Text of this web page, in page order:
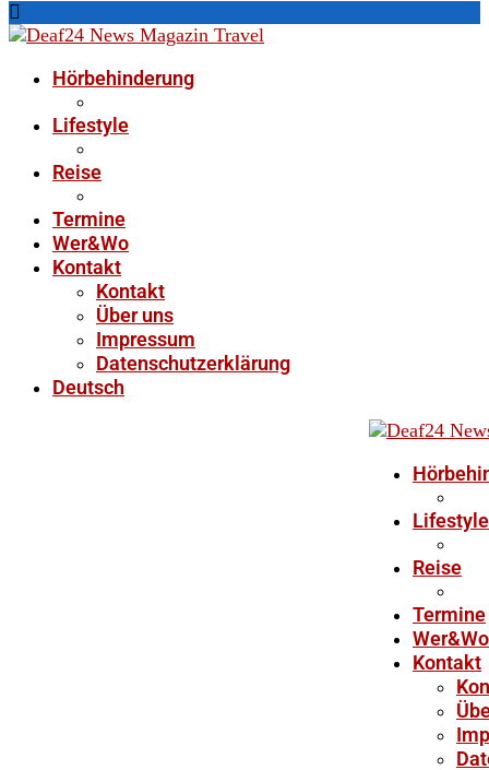
Hörbehinderung
Lifestyle
Reise
Termine
Wer&Wo
Kontakt
Kontakt
Über uns
Impressum
Datenschutzerklärung
Deutsch
Lifestyle
Reise
Termine
Wer&Wo
Kontakt